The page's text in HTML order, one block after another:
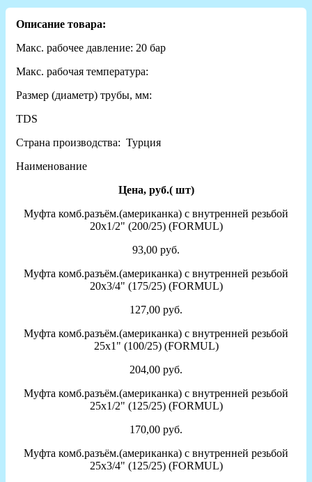
Описание товара:
Макс. рабочее давление: 20 бар
Макс. рабочая температура:
Размер (диаметр) трубы, мм:
TDS
Страна производства: Турция
Наименование
Цена, руб.( шт)
Муфта комб.разъём.(американка) с внутренней резьбой
20х1/2" (200/25) (FORMUL)
93,00 руб.
Муфта комб.разъём.(американка) с внутренней резьбой
20х3/4" (175/25) (FORMUL)
127,00 руб.
Муфта комб.разъём.(американка) с внутренней резьбой
25х1" (100/25) (FORMUL)
204,00 руб.
Муфта комб.разъём.(американка) с внутренней резьбой
25х1/2" (125/25) (FORMUL)
170,00 руб.
Муфта комб.разъём.(американка) с внутренней резьбой
25х3/4" (125/25) (FORMUL)